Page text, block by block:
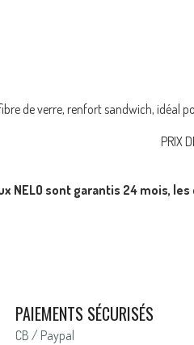
de verre, renfort sandwich,
PRIX
NELO sont garantis 24 mois,
PAIEMENTS SÉCURISÉS
CB / Paypal